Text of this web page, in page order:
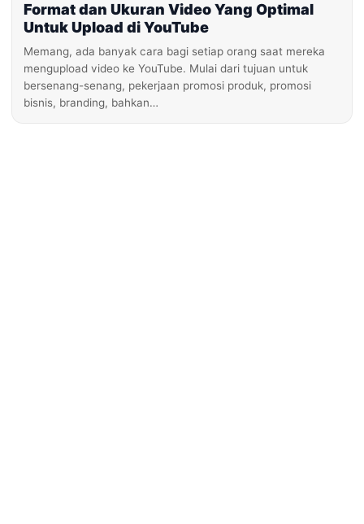
Format dan Ukuran Video Yang Optimal
Untuk Upload di YouTube
Memang, ada banyak cara bagi setiap orang saat mereka
mengupload video ke YouTube. Mulai dari tujuan untuk
bersenang-senang, pekerjaan promosi produk, promosi
bisnis, branding, bahkan…